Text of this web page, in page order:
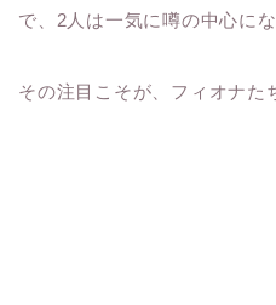
で、2人は一気に噂の中心にな
その注目こそが、フィオナた